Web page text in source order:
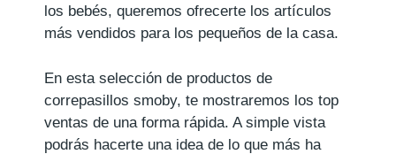
los bebés, queremos ofrecerte los artículos
más vendidos para los pequeños de la casa.
En esta selección de productos de
correpasillos smoby, te mostraremos los top
ventas de una forma rápida. A simple vista
podrás hacerte una idea de lo que más ha